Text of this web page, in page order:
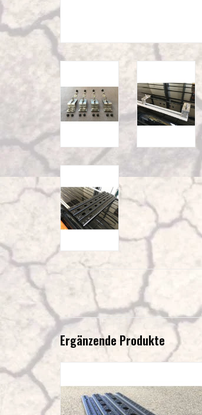
Ergänzende Produkte
ZUM WARENKORB HINZUFÜGEN